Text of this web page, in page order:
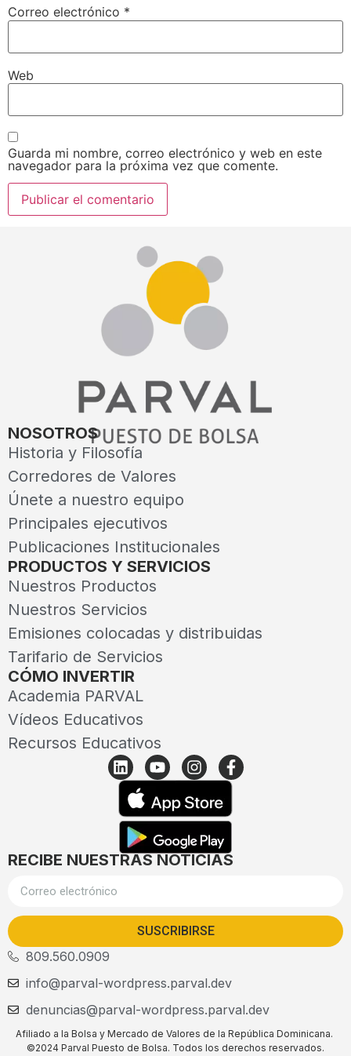
Correo electrónico *
Web
Guarda mi nombre, correo electrónico y web en este
navegador para la próxima vez que comente.
NOSOTROS
Historia y Filosofía
Corredores de Valores
Únete a nuestro equipo
Principales ejecutivos
Publicaciones Institucionales
PRODUCTOS Y SERVICIOS
Nuestros Productos
Nuestros Servicios
Emisiones colocadas y distribuidas
Tarifario de Servicios
CÓMO INVERTIR
Academia PARVAL
Vídeos Educativos
Recursos Educativos
RECIBE NUESTRAS NOTICIAS
SUSCRIBIRSE
809.560.0909
info@parval-wordpress.parval.dev
denuncias@parval-wordpress.parval.dev
Afiliado a la Bolsa y Mercado de Valores de la República Dominicana.
©2024 Parval Puesto de Bolsa. Todos los derechos reservados.